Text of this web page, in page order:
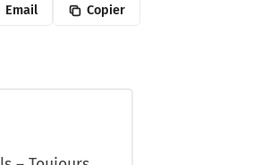
Email Copier